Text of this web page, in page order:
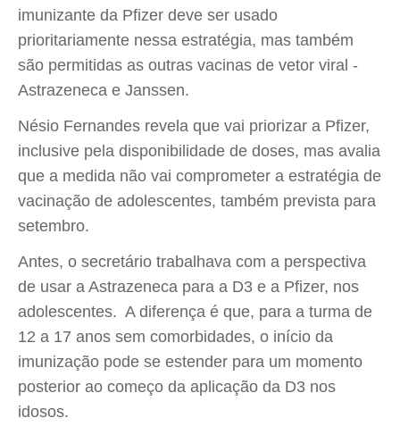
imunizante da Pfizer deve ser usado
prioritariamente nessa estratégia, mas também
são permitidas as outras vacinas de vetor viral -
Astrazeneca e Janssen.
Nésio Fernandes revela que vai priorizar a Pfizer,
inclusive pela disponibilidade de doses, mas avalia
que a medida não vai comprometer a estratégia de
vacinação de adolescentes, também prevista para
setembro.
Antes, o secretário trabalhava com a perspectiva
de usar a Astrazeneca para a D3 e a Pfizer, nos
adolescentes. A diferença é que, para a turma de
12 a 17 anos sem comorbidades, o início da
imunização pode se estender para um momento
posterior ao começo da aplicação da D3 nos
idosos.